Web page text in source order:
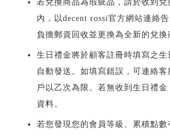
若兌換商品為瑕疵品，請於收到
內，以decent rossi官方網站連絡
負擔郵資回收並更換為全新的兌換
生日禮金將於顧客註冊時填寫之
自動發送。如填寫錯誤，可連絡
戶以乙次為限。若無收到生日禮
資料。
若您發現您的會員等級、累積點